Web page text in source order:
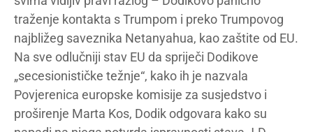
traženje kontakta s Trumpom i preko Trumpovog
najbližeg saveznika Netanyahua, kao zaštite od EU.
Na sve odlučniji stav EU da spriječi Dodikove
„secesionističke težnje“, kako ih je nazvala
Povjerenica europske komisije za susjedstvo i
proširenje Marta Kos, Dodik odgovara kako su